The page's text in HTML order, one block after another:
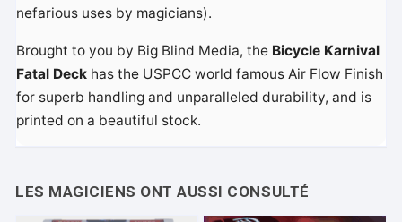
nefarious uses by magicians).
Brought to you by Big Blind Media, the Bicycle Karnival
Fatal Deck has the USPCC world famous Air Flow Finish
for superb handling and unparalleled durability, and is
printed on a beautiful stock.